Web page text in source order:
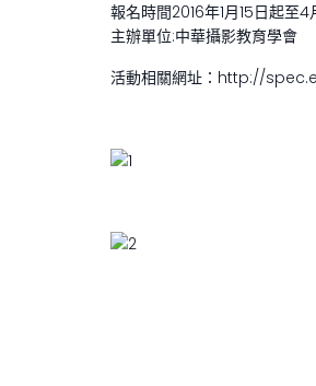
報名時間2016年1月15日起至4
主辦單位:中華攝影教育學會
活動相關網址：http://